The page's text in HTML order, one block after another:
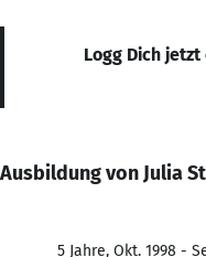
Logg Dich
Ausbildung von Julia
5 Jahre, Okt. 1998 -